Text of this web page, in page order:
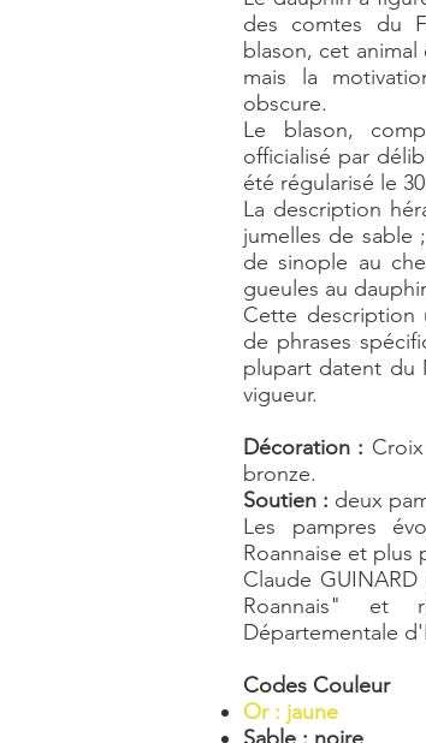
des comtes du
blason, cet
mais la
obscure.
Le blason,
officialisé par
été régularisé le
La description
jumelles de sable
de sinople au
gueules au
Cette description
de phrases
plupart datent du
vigueur.
Décoration :
bronze.
Soutien : deux
Les pampres
Roannaise et plus
Claude
Roannais" et
Départementale
Codes Couleur
Or : jaune